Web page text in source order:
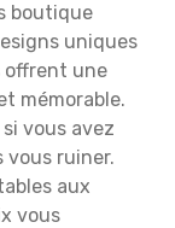
boutique
uniques
offrent une
mémorable.
vous avez
vous ruiner.
aux
vous